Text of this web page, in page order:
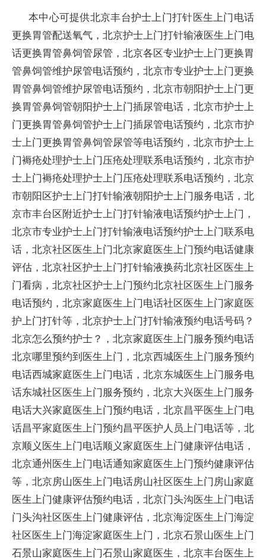
本中心可提供北京丰台护士上门打针医生上门电话
更换胃管配送氧气，北京护士上门打针输液医生上门电
话更换胃管鼻饲管尿管，北京各区专业护士上门更换胃
管鼻饲管维护尿管电话预约，北京市专业护士上门更换
胃管鼻饲管维护尿管电话预约，北京市朝阳护士上门更
换胃管鼻饲管朝阳护士上门插尿管电话，北京市护士上
门更换胃管鼻饲管护士上门插尿管电话预约，北京市护
士上门更换胃管鼻饲管尿管等电话预约，北京市护士上
门褥疮处理护士上门压疮处理联系电话预约，北京市护
士上门褥疮处理护士上门压疮处理联系电话预约，北京
市朝阳区护士上门打针输液朝阳护士上门服务电话，北
京市丰台区附近护士上门打针输液电话预约护士上门，
北京市专业护士上门打针输液电话预约护士上门联系电
话，北京社区医生上门北京家庭医生上门预约电话健康
评估，北京社区护士上门打针输液换药北京社区医生上
门看病，北京社区护士上门预约北京社区医生上门服务
电话预约，北京家庭医生上门电话社区医生上门家庭医
护上门打针等，北京护士上门打针输液预约电话号码？
北京怎么预约护士？，北京家庭医生上门服务预约电话
北京哪里预约到医生上门，北京西城医生上门服务预约
电话西城家庭医生上门电话，北京东城医生上门服务电
话东城社区医生上门服务预约，北京大兴医生上门服务
电话大兴家庭医生上门预约电话，北京昌平医生上门电
话昌平家庭医生上门预约昌平医护人员上门电话等，北
京顺义医生上门电话顺义家庭医生上门健康评估电话，
北京通州医生上门电话通知家庭医生上门预约健康评估
等，北京房山医生上门电话房山社区医生上门房山家庭
医生上门健康评估预约电话，北京门头沟医生上门电话
门头沟社区医生上门健康评估，北京海淀医生上门海淀
社区医生上门海淀家庭医生上门，北京石景山医生上门
石景山家庭医生上门石景山家庭医生，北京丰台医生上